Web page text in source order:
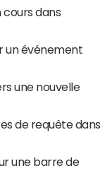
cours dans
un événement
une nouvelle
de requête dans
une barre de